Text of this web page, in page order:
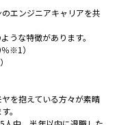
エンジニアキャリアを共
うな特徴があります。
※1）
を抱えている方々が素晴
。